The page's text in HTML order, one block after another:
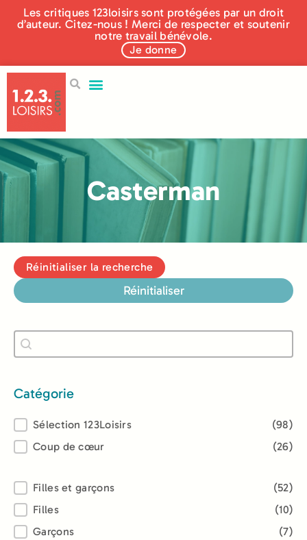
Les critiques 123loisirs sont protégées par un droit
d’auteur. Citez-nous ! Merci de respecter et soutenir
notre travail bénévole.
Je donne
Casterman
Réinitialiser la recherche
Réinitialiser
Recherche
Rechercher
Catégorie
Catégorie
Sélection 123Loisirs
(98)
Coup de cœur
(26)
Lectorat
Filles et garçons
(52)
Filles
(10)
Garçons
(7)